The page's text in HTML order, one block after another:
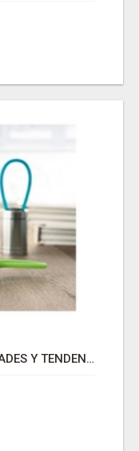
DESCUBRE LA ULTIMAS NOVEDADES Y TENDENCIAS EN REGALOS PUBLICITARIOS